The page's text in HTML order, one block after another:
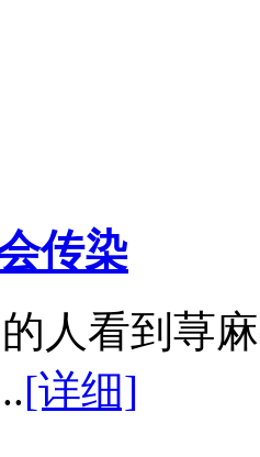
传染
人看到荨
[详细]